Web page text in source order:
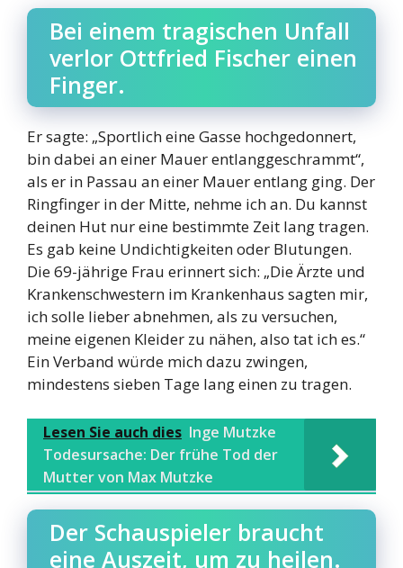
Bei einem tragischen Unfall
verlor Ottfried Fischer einen
Finger.
Er sagte: „Sportlich eine Gasse hochgedonnert,
bin dabei an einer Mauer entlanggeschrammt“,
als er in Passau an einer Mauer entlang ging. Der
Ringfinger in der Mitte, nehme ich an. Du kannst
deinen Hut nur eine bestimmte Zeit lang tragen.
Es gab keine Undichtigkeiten oder Blutungen.
Die 69-jährige Frau erinnert sich: „Die Ärzte und
Krankenschwestern im Krankenhaus sagten mir,
ich solle lieber abnehmen, als zu versuchen,
meine eigenen Kleider zu nähen, also tat ich es.“
Ein Verband würde mich dazu zwingen,
mindestens sieben Tage lang einen zu tragen.
Lesen Sie auch dies Inge Mutzke
Todesursache: Der frühe Tod der
Mutter von Max Mutzke
Der Schauspieler braucht
eine Auszeit, um zu heilen.